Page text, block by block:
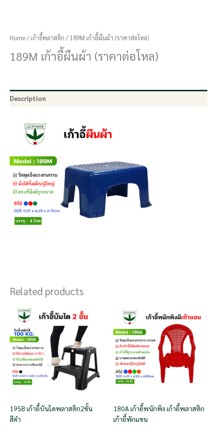
Home/เก้าอี้พลาสติก / 189M เก้าอี้ผืนผ้า (ราคาต่อโหล)
189M เก้าอี้ผืนผ้า (ราคาต่อโหล)
Description
Related products
195B เก้าอี้บันไดพลาสติก2ขั้น
สีดำ
180A เก้าอี้พนักพิง เก้าอี้พลาสติก
เก้าอี้พักแขน